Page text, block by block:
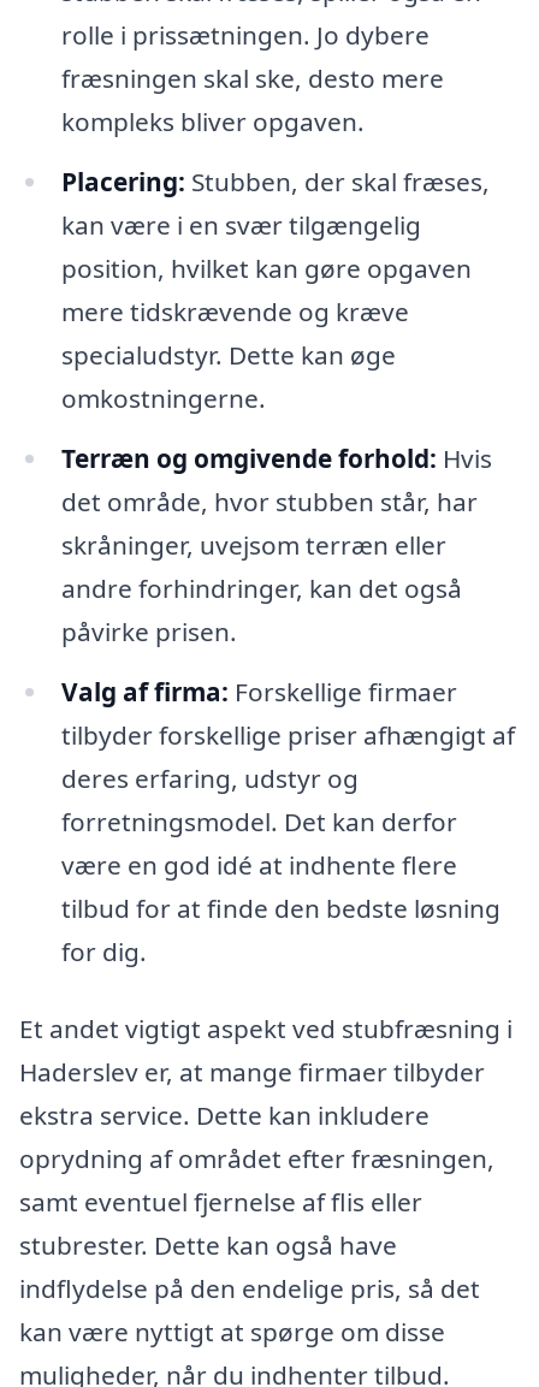
rolle i prissætningen. Jo dybere
fræsningen skal ske, desto mere
kompleks bliver opgaven.
Placering: Stubben, der skal fræses,
kan være i en svær tilgængelig
position, hvilket kan gøre opgaven
mere tidskrævende og kræve
specialudstyr. Dette kan øge
omkostningerne.
Terræn og omgivende forhold: Hvis
det område, hvor stubben står, har
skråninger, uvejsom terræn eller
andre forhindringer, kan det også
påvirke prisen.
Valg af firma: Forskellige firmaer
tilbyder forskellige priser afhængigt af
deres erfaring, udstyr og
forretningsmodel. Det kan derfor
være en god idé at indhente flere
tilbud for at finde den bedste løsning
for dig.
Et andet vigtigt aspekt ved stubfræsning i
Haderslev er, at mange firmaer tilbyder
ekstra service. Dette kan inkludere
oprydning af området efter fræsningen,
samt eventuel fjernelse af flis eller
stubrester. Dette kan også have
indflydelse på den endelige pris, så det
kan være nyttigt at spørge om disse
muligheder, når du indhenter tilbud.